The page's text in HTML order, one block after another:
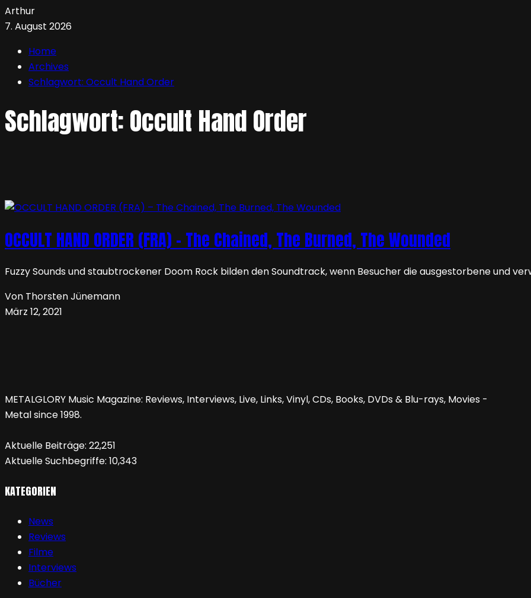
Arthur
7. August 2026
Home
Archives
Schlagwort: Occult Hand Order
Schlagwort:Occult Hand Order
OCCULT HAND ORDER (FRA) – The Chained, The Burned, The Wounded
Fuzzy Sounds und staubtrockener Doom Rock bilden den Soundtrack, wenn Besucher die ausgestorbene und
Von Thorsten Jünemann
März 12, 2021
METALGLORY Music Magazine: Reviews, Interviews, Live, Links, Vinyl, CDs, Books, DVDs & Blu-rays, Movies -
Metal since 1998.
Aktuelle Beiträge: 22,251
Aktuelle Suchbegriffe: 10,343
KATEGORIEN
News
Reviews
Filme
Interviews
Bücher